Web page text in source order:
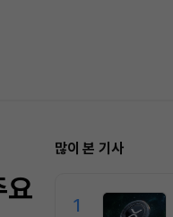
요
많이 본 기사
1